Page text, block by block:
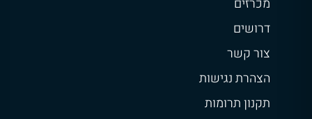
מכרזים
דרושים
צור קשר
הצהרת נגישות
תקנון תרומות